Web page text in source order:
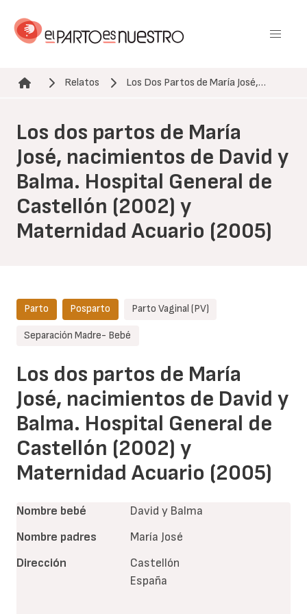
contenido
Ruta de navegación
Relatos Los Dos Partos de María José,…
Los dos partos de María
José, nacimientos de David y
Balma. Hospital General de
Castellón (2002) y
Maternidad Acuario (2005)
Los dos partos de María
José, nacimientos de David y
Balma. Hospital General de
Castellón (2002) y
Maternidad Acuario (2005)
Parto Posparto Parto Vaginal (PV)
Separación Madre- Bebé
Nombre bebé
David y Balma
Nombre padres
María José
Dirección
Castellón
España